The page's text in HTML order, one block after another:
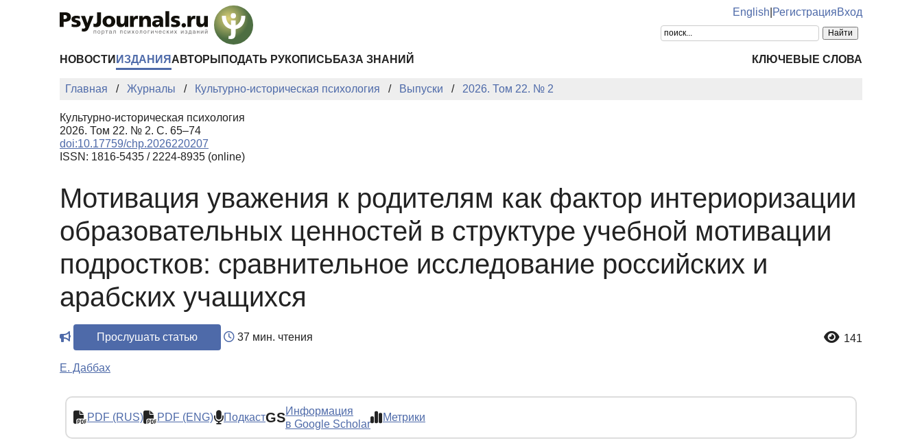
English РегистрацияВход
НОВОСТИ ИЗДАНИЯ АВТОРЫ ПОДАТЬ РУКОПИСЬ БАЗА ЗНАНИЙ КЛЮЧЕВЫЕ СЛОВА
Главная Журналы Культурно-историческая психология Выпуски 2026. Том 22. № 2
Культурно-историческая психология
2026. Том 22. № 2. С. 65–74
doi:10.17759/chp.2026220207
ISSN: 1816-5435 / 2224-8935 (online)
Мотивация уважения к родителям как фактор интериоризации
образовательных ценностей в структуре учебной мотивации
подростков: сравнительное исследование российских и
арабских учащихся
Прослушать статью 37 мин. чтения 141
Е. Даббах
PDF (RUS) PDF (ENG) ПодкастGSИнформация
в Google Scholar
Метрики